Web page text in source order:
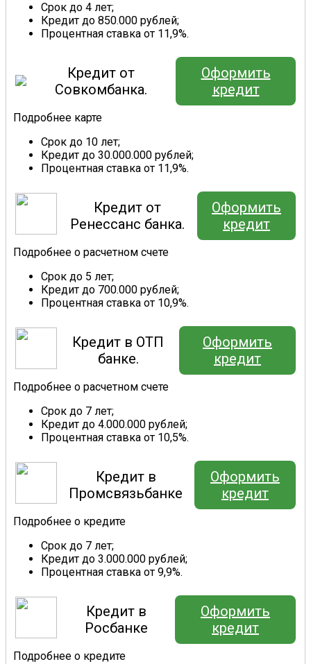
Срок до 4 лет;
Кредит до 850.000 рублей;
Процентная ставка от 11,9%.
Кредит от
Совкомбанка.
Оформить
кредит
Подробнее карте
Срок до 10 лет;
Кредит до 30.000.000 рублей;
Процентная ставка от 11,9%.
Кредит от
Ренессанс банка.
Оформить
кредит
Подробнее о расчетном счете
Срок до 5 лет;
Кредит до 700.000 рублей;
Процентная ставка от 10,9%.
Кредит в ОТП
банке.
Оформить
кредит
Подробнее о расчетном счете
Срок до 7 лет;
Кредит до 4.000.000 рублей;
Процентная ставка от 10,5%.
Кредит в
Промсвязьбанке
Оформить
кредит
Подробнее о кредите
Срок до 7 лет;
Кредит до 3.000.000 рублей;
Процентная ставка от 9,9%.
Кредит в
Росбанке
Оформить
кредит
Подробнее о кредите